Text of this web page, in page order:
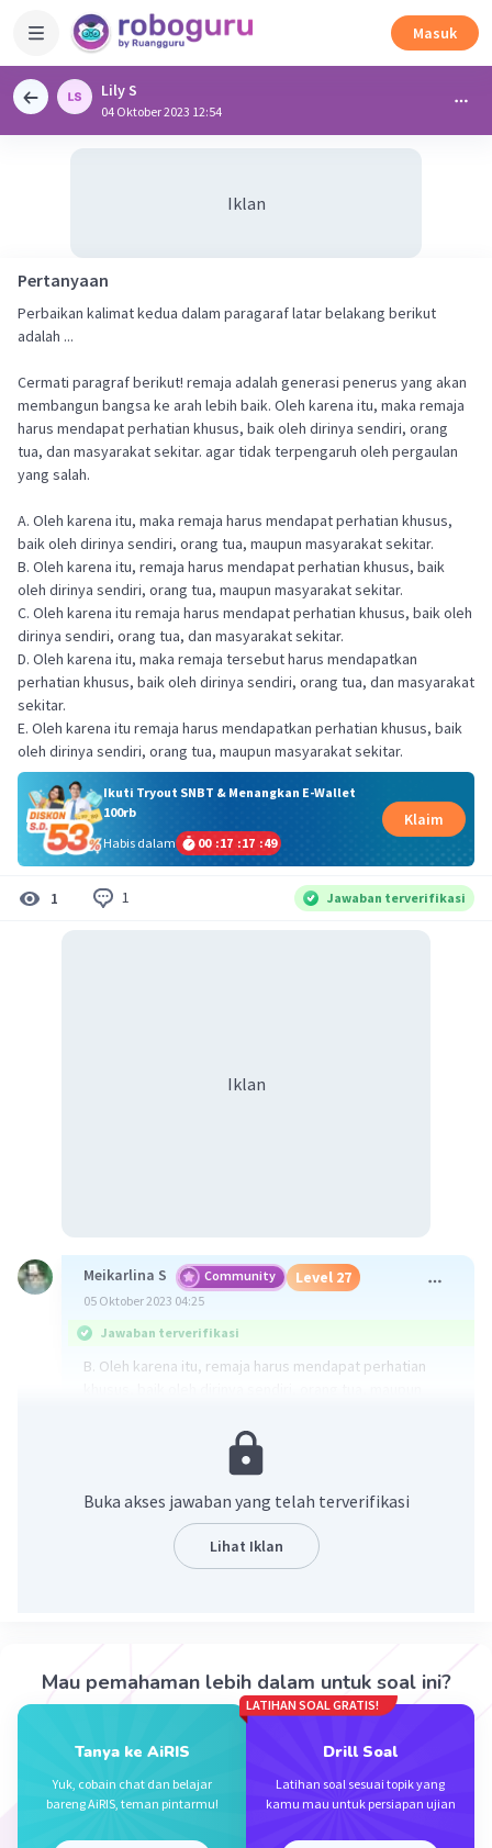
Masuk
Lily S
04 Oktober 2023 12:54
Iklan
Pertanyaan
Perbaikan kalimat kedua dalam paragaraf latar belakang berikut
adalah ...
Cermati paragraf berikut! remaja adalah generasi penerus yang akan
membangun bangsa ke arah lebih baik. Oleh karena itu, maka remaja
harus mendapat perhatian khusus, baik oleh dirinya sendiri, orang
tua, dan masyarakat sekitar. agar tidak terpengaruh oleh pergaulan
yang salah.
A. Oleh karena itu, maka remaja harus mendapat perhatian khusus,
baik oleh dirinya sendiri, orang tua, maupun masyarakat sekitar.
B. Oleh karena itu, remaja harus mendapat perhatian khusus, baik
oleh dirinya sendiri, orang tua, maupun masyarakat sekitar.
C. Oleh karena itu remaja harus mendapat perhatian khusus, baik oleh
dirinya sendiri, orang tua, dan masyarakat sekitar.
D. Oleh karena itu, maka remaja tersebut harus mendapatkan
perhatian khusus, baik oleh dirinya sendiri, orang tua, dan masyarakat
sekitar.
E. Oleh karena itu remaja harus mendapatkan perhatian khusus, baik
oleh dirinya sendiri, orang tua, maupun masyarakat sekitar.
Ikuti Tryout SNBT & Menangkan E-Wallet
100rb
Habis dalam
00 :17 :17 :48
Klaim
1 1 Jawaban terverifikasi
Iklan
Meikarlina S Community Level 27
05 Oktober 2023 04:25
Jawaban terverifikasi
B. Oleh karena itu, remaja harus mendapat perhatian
Kalimat tersebut sudah benar secara gramatikal dan
menghilangkan pengulangan kata "maka" yang tidak
perlu. Oleh karena itu, jawaban yang tepat adalah B.
Oleh karena itu, remaja harus mendapat perhatian
khusus, baik oleh dirinya sendiri, orang tua, maupun
masyarakat sekitar.
Buka akses jawaban yang telah terverifikasi
Lihat Iklan
Mau pemahaman lebih dalam untuk soal ini?
Tanya ke AiRIS
Yuk, cobain chat dan belajar
bareng AiRIS, teman pintarmu!
LATIHAN SOAL GRATIS!
Drill Soal
Latihan soal sesuai topik yang
kamu mau untuk persiapan ujian